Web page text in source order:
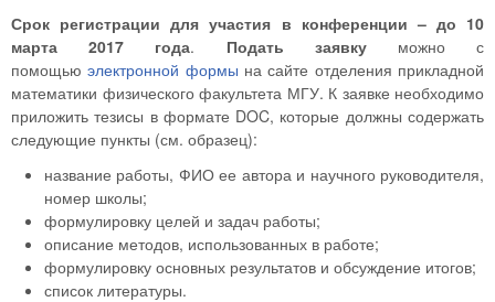
Срок регистрации для участия в конференции – до 10
марта 2017 года. Подать заявкуможно с
помощьюэлектронной формы на сайте отделения прикладной
математики физического факультета МГУ. К заявке необходимо
приложить тезисы в формате DOC, которые должны содержать
следующие пункты (см. образец):
название работы, ФИО ее автора и научного руководителя,
номер школы;
формулировку целей и задач работы;
описание методов, использованных в работе;
формулировку основных результатов и обсуждение итогов;
список литературы.